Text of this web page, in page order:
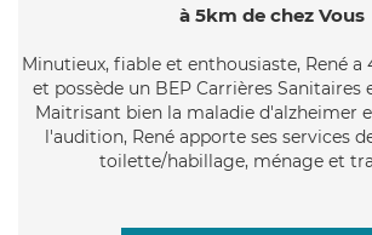
à 5km de chez Vous
Minutieux, fiable et enthousiaste, René a
et possède un BEP Carrières Sanitaires
Maitrisant bien la maladie d'alzheimer
l'audition, René apporte ses services
toilette/habillage, ménage et